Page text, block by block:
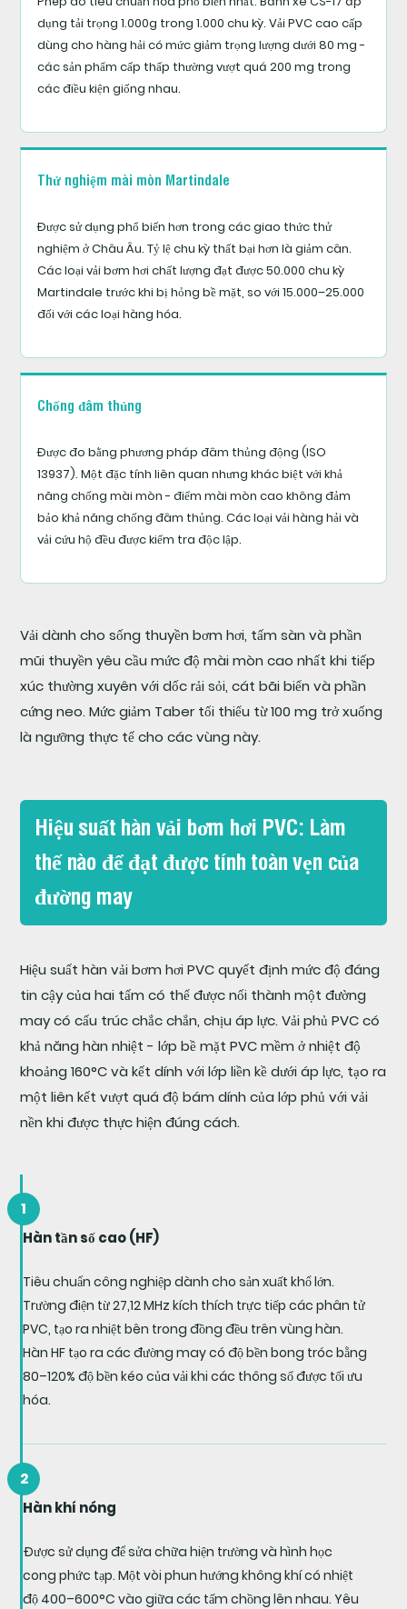
hơi
PVC
và
vải
So
sánh
kỹ
trực
tiếp
6.1
Tóm
lựa
chọn
dụng tải trọng 1.000g trong 1.000 chu kỳ. Vải PVC cao cấp
dùng cho hàng hải có mức giảm trọng lượng dưới 80 mg -
các sản phẩm cấp thấp thường vượt quá 200 mg trong
các điều kiện giống nhau.
Thử nghiệm mài mòn Martindale
Được sử dụng phổ biến hơn trong các giao thức thử
nghiệm ở Châu Âu. Tỷ lệ chu kỳ thất bại hơn là giảm cân.
Các loại vải bơm hơi chất lượng đạt được 50.000 chu kỳ
Martindale trước khi bị hỏng bề mặt, so với 15.000–25.000
đối với các loại hàng hóa.
Chống đâm thủng
Được đo bằng phương pháp đâm thủng động (ISO
13937). Một đặc tính liên quan nhưng khác biệt với khả
năng chống mài mòn - điểm mài mòn cao không đảm
bảo khả năng chống đâm thủng. Các loại vải hàng hải và
vải cứu hộ đều được kiểm tra độc lập.
Vải dành cho sống thuyền bơm hơi, tấm sàn và phần
mũi thuyền yêu cầu mức độ mài mòn cao nhất khi tiếp
xúc thường xuyên với dốc rải sỏi, cát bãi biển và phần
cứng neo. Mức giảm Taber tối thiểu từ 100 mg trở xuống
là ngưỡng thực tế cho các vùng này.
Hiệu suất hàn vải bơm hơi PVC: Làm
thế nào để đạt được tính toàn vẹn của
đường may
Hiệu suất hàn vải bơm hơi PVC quyết định mức độ đáng
tin cậy của hai tấm có thể được nối thành một đường
may có cấu trúc chắc chắn, chịu áp lực. Vải phủ PVC có
khả năng hàn nhiệt - lớp bề mặt PVC mềm ở nhiệt độ
khoảng 160°C và kết dính với lớp liền kề dưới áp lực, tạo ra
một liên kết vượt quá độ bám dính của lớp phủ với vải
nền khi được thực hiện đúng cách.
1
Hàn tần số cao (HF)
Tiêu chuẩn công nghiệp dành cho sản xuất khổ lớn.
Trường điện từ 27,12 MHz kích thích trực tiếp các phân tử
PVC, tạo ra nhiệt bên trong đồng đều trên vùng hàn.
Hàn HF tạo ra các đường may có độ bền bong tróc bằng
80–120% độ bền kéo của vải khi các thông số được tối ưu
hóa.
2
Hàn khí nóng
Được sử dụng để sửa chữa hiện trường và hình học
cong phức tạp. Một vòi phun hướng không khí có nhiệt
độ 400–600°C vào giữa các tấm chồng lên nhau. Yêu